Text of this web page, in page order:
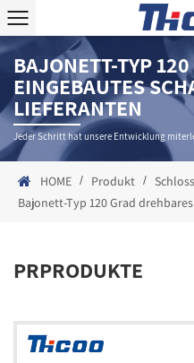
BAJONETT-TYP
EINGEBAUTES
LIEFERANTEN
Jeder Schritt hat unsere Entwicklung
HOME / Produkt / Schloss
Bajonett-Typ 120 Grad
PRPRODUKTE